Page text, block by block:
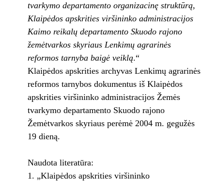
tvarkymo departamento organizacinę struktūrą,
Klaipėdos apskrities viršininko administracijos
Kaimo reikalų departamento Skuodo rajono
žemėtvarkos skyriaus Lenkimų agrarinės
reformos tarnyba baigė veiklą.“
Klaipėdos apskrities archyvas Lenkimų agrarinės
reformos tarnybos dokumentus iš Klaipėdos
apskrities viršininko administracijos Žemės
tvarkymo departamento Skuodo rajono
Žemėtvarkos skyriaus perėmė 2004 m. gegužės
19 dieną.
Naudota literatūra:
„Klaipėdos apskrities viršininko